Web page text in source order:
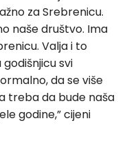
za Srebrenicu.
naše društvo. Ima
Valja i to
svi
da se više
treba da bude naša
godine,” cijeni